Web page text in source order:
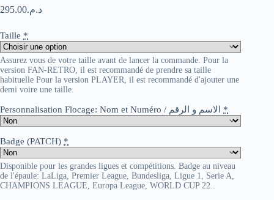
د.م.295.00
Taille *
Assurez vous de votre taille avant de lancer la commande. Pour la
version FAN-RETRO, il est recommandé de prendre sa taille
habituelle Pour la version PLAYER, il est recommandé d'ajouter une
demi voire une taille.
Personnalisation Flocage: Nom et Numéro / الاسم و الرقم *
Badge (PATCH) *
Disponible pour les grandes ligues et compétitions. Badge au niveau
de l'épaule: LaLiga, Premier League, Bundesliga, Ligue 1, Serie A,
CHAMPIONS LEAGUE, Europa League, WORLD CUP 22..